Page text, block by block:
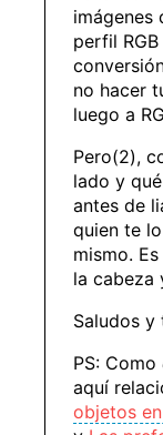
imágenes
perfil
no hacer
luego a
Pero(2),
lado y
antes de
quien te
mismo.
la cabeza
Saludos y
PS: Como
aquí
objetos